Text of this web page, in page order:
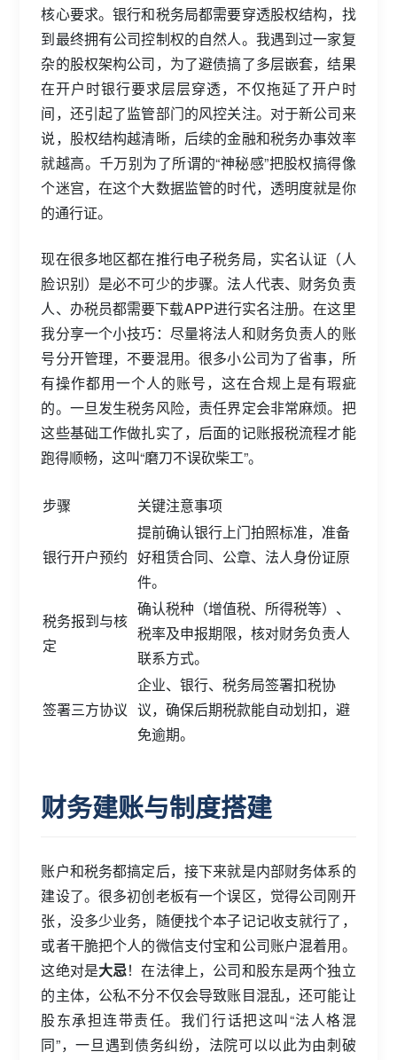
核心要求。银行和税务局都需要穿透股权结构，找
到最终拥有公司控制权的自然人。我遇到过一家复
杂的股权架构公司，为了避债搞了多层嵌套，结果
在开户时银行要求层层穿透，不仅拖延了开户时
间，还引起了监管部门的风控关注。对于新公司来
说，股权结构越清晰，后续的金融和税务办事效率
就越高。千万别为了所谓的“神秘感”把股权搞得像
个迷宫，在这个大数据监管的时代，透明度就是你
的通行证。
现在很多地区都在推行电子税务局，实名认证（人
脸识别）是必不可少的步骤。法人代表、财务负责
人、办税员都需要下载APP进行实名注册。在这里
我分享一个小技巧：尽量将法人和财务负责人的账
号分开管理，不要混用。很多小公司为了省事，所
有操作都用一个人的账号，这在合规上是有瑕疵
的。一旦发生税务风险，责任界定会非常麻烦。把
这些基础工作做扎实了，后面的记账报税流程才能
跑得顺畅，这叫“磨刀不误砍柴工”。
步骤 关键注意事项
银行开户预约
提前确认银行上门拍照标准，准备
好租赁合同、公章、法人身份证原
件。
税务报到与核
定
确认税种（增值税、所得税等）、
税率及申报期限，核对财务负责人
联系方式。
签署三方协议
企业、银行、税务局签署扣税协
议，确保后期税款能自动划扣，避
免逾期。
财务建账与制度搭建
账户和税务都搞定后，接下来就是内部财务体系的
建设了。很多初创老板有一个误区，觉得公司刚开
张，没多少业务，随便找个本子记记收支就行了，
或者干脆把个人的微信支付宝和公司账户混着用。
这绝对是大忌！在法律上，公司和股东是两个独立
的主体，公私不分不仅会导致账目混乱，还可能让
股东承担连带责任。我们行话把这叫“法人格混
同”，一旦遇到债务纠纷，法院可以以此为由刺破